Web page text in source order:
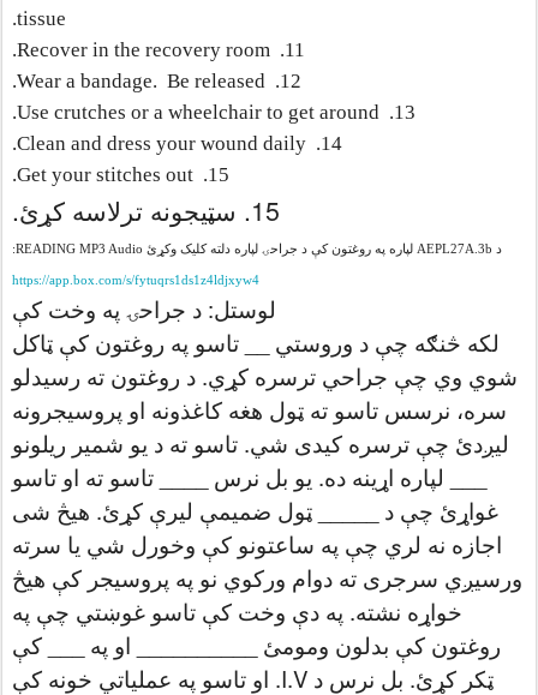
tissue.
11.
Recover in the recovery room.
12.
Wear a bandage. Be released.
13.
Use crutches or a wheelchair to get around.
14.
Clean and dress your wound daily.
15.
Get your stitches out.
15. سټیجونه ترلاسه کړئ.
د AEPL27A.3b لپاره په روغتون کې د جراحۍ لپاره دلته کلیک وکړئ READING MP3 Audio:
https://app.box.com/s/fytuqrs1ds1z4ldjxyw4
لوستل: د جراحۍ په وخت کې
لکه څنګه چې د وروستي __ تاسو په روغتون کې ټاکل
شوي وي چې جراحي ترسره کړي. د روغتون ته رسیدلو
سره، نرسس تاسو ته ټول هغه کاغذونه او پروسیجرونه
لیږدئ چې ترسره کیدی شي. تاسو ته د یو شمیر ریلونو
___ لپاره اړینه ده. یو بل نرس ____ تاسو ته او تاسو
غواړئ چې د _____ ټول ضمیمې لیرې کړئ. هیڅ شی
اجازه نه لري چې په ساعتونو کې وخورل شي یا سرته
ورسیږي سرجری ته دوام ورکوي نو په پروسیجر کې هیڅ
خواړه نشته. په دې وخت کې تاسو غوښتي چې په
روغتون کې بدلون ومومئ __________ او په ___ کې
ټکر کړئ. بل نرس د I.V. او تاسو په عملیاتي خونه کې